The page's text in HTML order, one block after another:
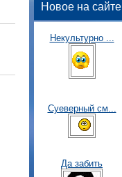
Новое на сайте
Некультурно ...
Суеверный см...
Да забить